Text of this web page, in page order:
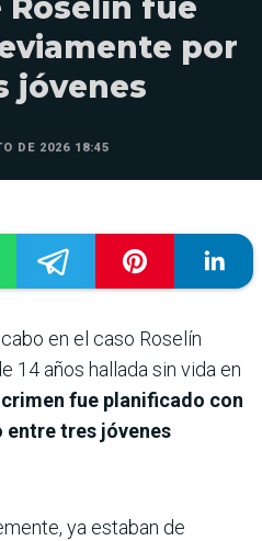
por
jóvenes
DE 2026 18:45
en el caso Roselín
14 años hallada sin vida en
fue planificado con
tres jóvenes
ya estaban de